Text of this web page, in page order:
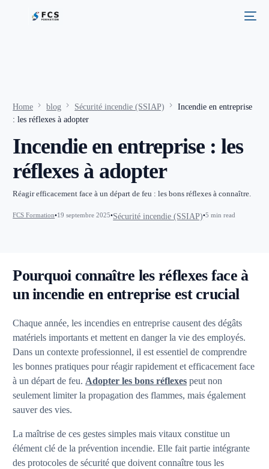
Home blog Sécurité incendie (SSIAP)
Incendie en entreprise
: les réflexes à adopter
Incendie en entreprise : les
réflexes à adopter
Réagir efficacement face à un départ de feu : les bons réflexes à connaître.
FCS Formation 19 septembre 2025 Sécurité incendie (SSIAP) 5 min read
Pourquoi connaître les réflexes face à
un incendie en entreprise est crucial
Chaque année, les incendies en entreprise causent des dégâts
matériels importants et mettent en danger la vie des employés.
Dans un contexte professionnel, il est essentiel de comprendre
les bonnes pratiques pour réagir rapidement et efficacement face
à un départ de feu. Adopter les bons réflexes peut non
seulement limiter la propagation des flammes, mais également
sauver des vies.
La maîtrise de ces gestes simples mais vitaux constitue un
élément clé de la prévention incendie. Elle fait partie intégrante
des protocoles de sécurité que doivent connaître tous les